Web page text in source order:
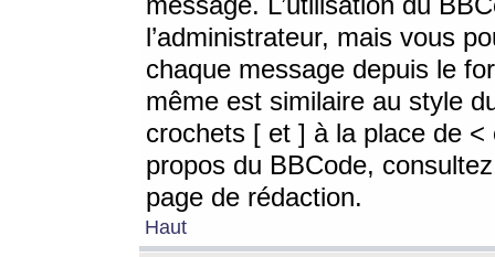
l’administrateur, mais vous
chaque message depuis le
même est similaire au style
crochets [ et ] à la place de <
propos du BBCode,
page de rédaction.
Haut